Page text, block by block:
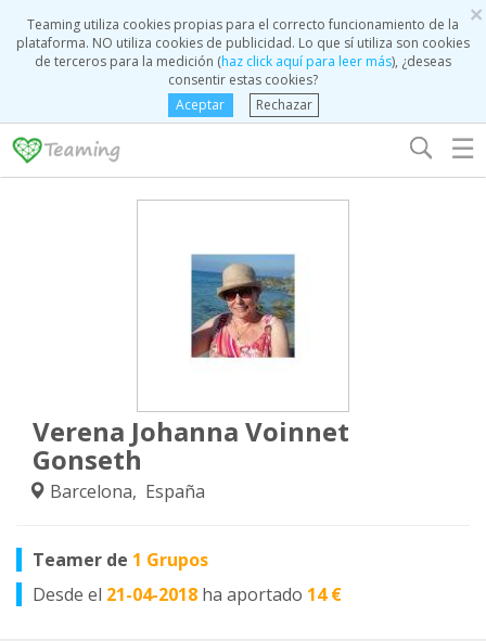
×
Teaming utiliza cookies propias para el correcto funcionamiento de la
plataforma. NO utiliza cookies de publicidad. Lo que sí utiliza son cookies
de terceros para la medición (haz click aquí para leer más), ¿deseas
consentir estas cookies?
Aceptar
Rechazar
☰
Verena Johanna Voinnet
Gonseth
Barcelona, España
Teamer de 1 Grupos
Desde el 21-04-2018 ha aportado 14 €